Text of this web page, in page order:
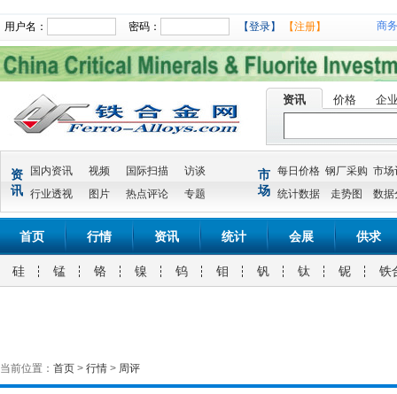
用户名： 密码： 【登录】 【注册】 商
资讯 价格 企
资
讯
国内资讯 视频 国际扫描
访谈
行业透视
图片 热点评论 专题
市
场
每日价格 钢厂采购 市场
统计数据
走势图 数据
首页 行情 资讯 统计 会展 供求
硅 锰 铬 镍 钨 钼 钒 钛 铌 铁
当前位置： 首页 > 行情 > 周评